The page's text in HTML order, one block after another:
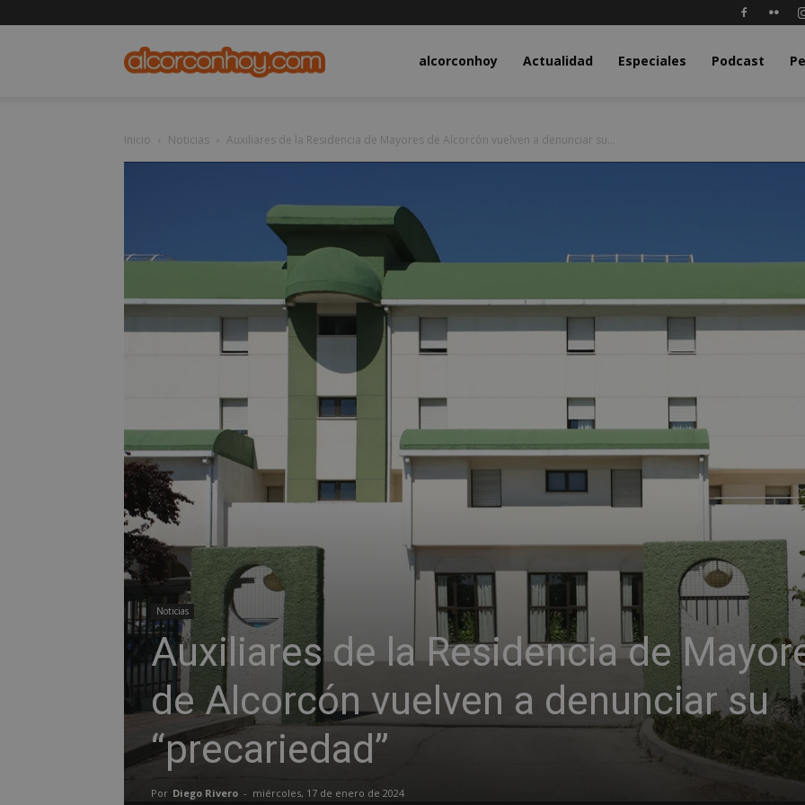
alcorconhoy.comalcorconhoy Actualidad Especiales Podcast
Inicio Noticias Auxiliares de la Residencia de Mayores de Alcorcón vuelven a denunciar su...
Noticias
Auxiliares de la Residencia de
de Alcorcón vuelven a denunciar su
“precariedad”
Por Diego Rivero - miércoles, 17 de enero de 2024